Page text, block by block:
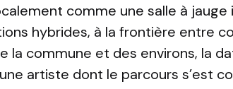
comme une salle à
hybrides, à la frontière entre
la commune et des environs, la
artiste dont le parcours s’est